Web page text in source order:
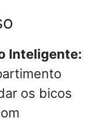
Inteligente:
os bicos